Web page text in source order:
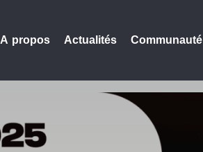
A propos Actualités Communauté